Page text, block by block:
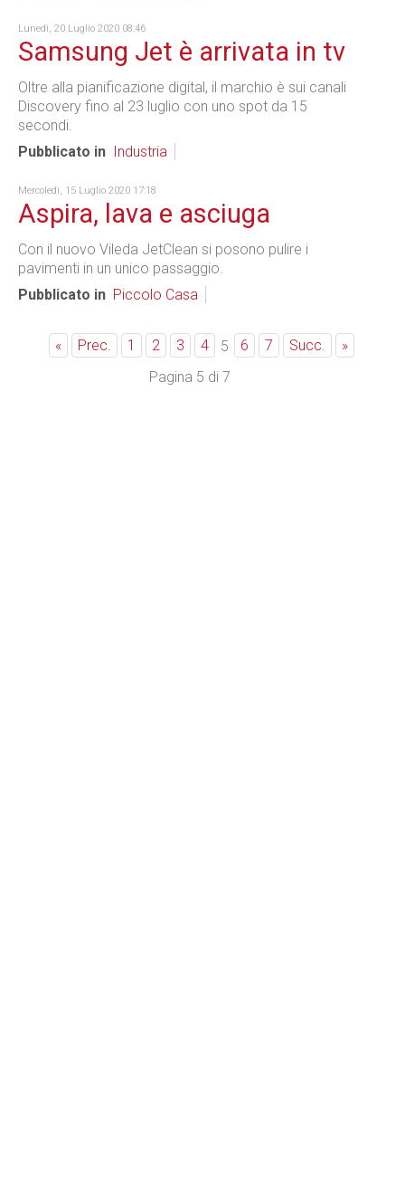
Lunedì, 20 Luglio 2020 08:46
Samsung Jet è arrivata in tv
Oltre alla pianificazione digital, il marchio è sui canali
Discovery fino al 23 luglio con uno spot da 15
secondi.
Pubblicato in
Industria
Mercoledì, 15 Luglio 2020 17:18
Aspira, lava e asciuga
Con il nuovo Vileda JetClean si posono pulire i
pavimenti in un unico passaggio.
Pubblicato in Piccolo Casa
« Prec. 1 2 3 4 5 6 7 Succ.
»
Pagina 5 di 7